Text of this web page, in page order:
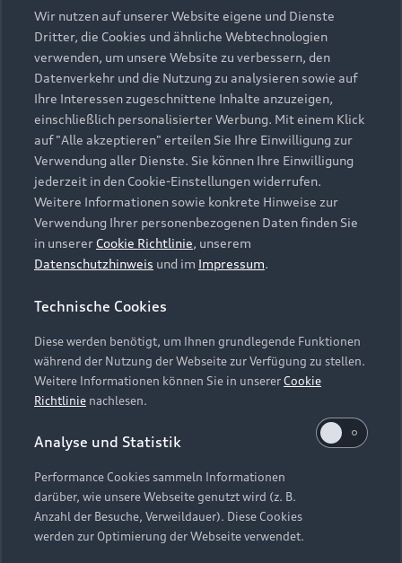
Alle Modelle
Modelle vergleichen
Elektromodelle
Plug-in-Hybride
Kaufen & leasen
Neuwagensuche
Gebrauchtwagensuche
Gebrauchtwagen
Finanzierung
Aktionen & Angebote
Geschäftskunden
Service & Zubehör
Saisonale Angebote
Audi Services
Garantie
Audi digital services
myAudi
Support
Kundenservice
Händlersuche
Audi Code
Online-Terminvereinbarung
Servicekontakt
Vertrag widerrufen
Über Audi
Unternehmen
Karriere
Investor Relations
Presse & Media Center
Datenschutz
Audi erleben
Newsletter
Impressum Rechtliches
Hinweisgebersystem
Datenschutzinformation
Cookie-Einstellungen
Cookie-Richtlinie
Barrierefreiheit
Hinweis: Die aktuelle Darstellung und Anordnung der
Embleme am Fahrzeug bei allen Abbildungen auf dieser
Webseite kann abweichen.
Wir nutzen auf unserer Website eigene und Dienste
Dritter, die Cookies und ähnliche Webtechnologien
verwenden, um unsere Website zu verbessern, den
Datenverkehr und die Nutzung zu analysieren sowie auf
Ihre Interessen zugeschnittene Inhalte anzuzeigen,
einschließlich personalisierter Werbung. Mit einem Klick
auf "Alle akzeptieren" erteilen Sie Ihre Einwilligung zur
Verwendung aller Dienste. Sie können Ihre Einwilligung
jederzeit in den Cookie-Einstellungen widerrufen.
Weitere Informationen sowie konkrete Hinweise zur
Verwendung Ihrer personenbezogenen Daten finden Sie
in unserer Cookie Richtlinie, unserem
Datenschutzhinweis und im Impressum.
Technische Cookies
Diese werden benötigt, um Ihnen grundlegende Funktionen
während der Nutzung der Webseite zur Verfügung zu stellen.
Weitere Informationen können Sie in unsererCookie
Richtlinie nachlesen.
Analyse und Statistik
Performance Cookies sammeln Informationen
darüber, wie unsere Webseite genutzt wird (z. B.
Anzahl der Besuche, Verweildauer). Diese Cookies
werden zur Optimierung der Webseite verwendet.